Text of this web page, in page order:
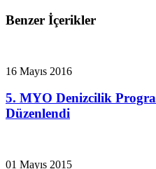
Benzer İçerikler
16 Mayıs 2016
5. MYO Denizcilik
Düzenlendi
01 Mayıs 2015